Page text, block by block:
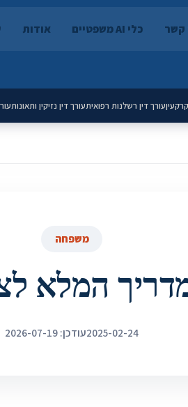
קשר כלי AI משפטיים אודות
עורך דין רשלנות רפואיתעורך דין נזיקין ותאונות
משפחה
המלא
2025-02-24עודכן: 2026-07-19